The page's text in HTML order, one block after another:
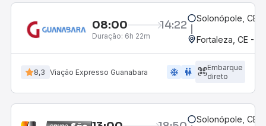
08:00 14:22
Duração: 6h 22m
Solonópole, CE
Fortaleza, CE -
8,3 Viação Expresso Guanabara ac_unit wc
Embarque
direto
Solonópole, CE